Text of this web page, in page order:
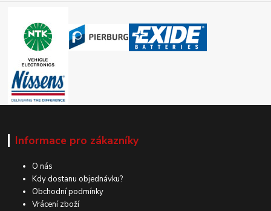
Informace pro zákazníky
O nás
Kdy dostanu objednávku?
Obchodní podmínky
Vrácení zboží